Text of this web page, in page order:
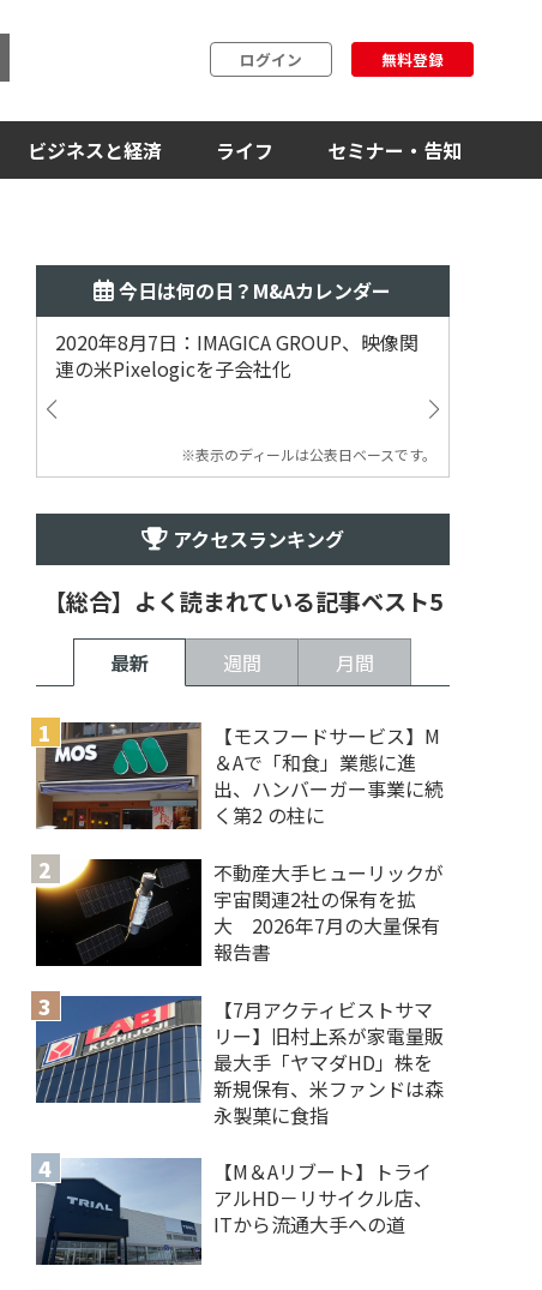
ログイン 無料登録
ビジネスと経済 ライフ セミナー・告知
今日は何の日？M&Aカレンダー
2020年8月7日：IMAGICA GROUP、映像関
連の米Pixelogicを子会社化
※表示のディールは公表日ベースです。
アクセスランキング
【総合】よく読まれている記事ベスト5
最新 週間 月間
【モスフードサービス】M
＆Aで「和食」業態に進
出、ハンバーガー事業に続
く第2 の柱に
不動産大手ヒューリックが
宇宙関連2社の保有を拡
大 2026年7月の大量保有
報告書
【7月アクティビストサマ
リー】旧村上系が家電量販
最大手「ヤマダHD」株を
新規保有、米ファンドは森
永製菓に食指
【M＆Aリブート】トライ
アルHD－リサイクル店、
ITから流通大手への道